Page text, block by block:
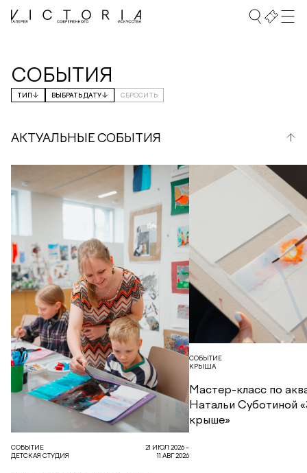
СОБЫТИЯ
ТИП ВЫБРАТЬ ДАТУ СБРОСИТЬ
АКТУАЛЬНЫЕ СОБЫТИЯ
СОБЫТИЕ
ДЕТСКАЯ СТУДИЯ
21 ИЮЛ 2026 –
11 АВГ 2026
СОБЫТИЕ
КРЫША
Мастер-класс по
Натальи Суботиной
крыше»